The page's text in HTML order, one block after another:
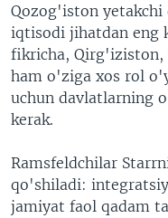
Qozog'iston
iqtisodi jihatdan eng
fikricha, Qirg'iziston,
ham o'ziga xos rol
uchun davlatlarning
kerak.
Ramsfeldchilar
qo'shiladi:
jamiyat faol qadam